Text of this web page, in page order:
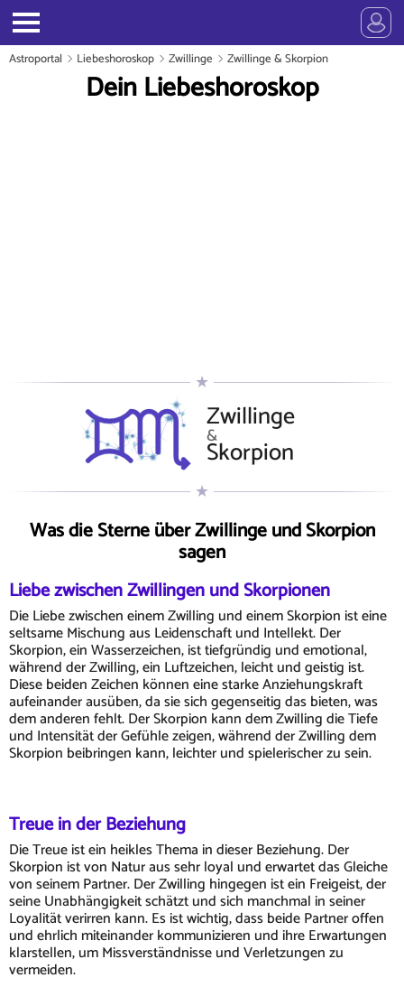
Astroportal Liebeshoroskop Zwillinge Zwillinge & Skorpion
Dein Liebeshoroskop
Zwillinge
&
Skorpion
Was die Sterne über Zwillinge und Skorpion
sagen
Liebe zwischen Zwillingen und Skorpionen
Die Liebe zwischen einem Zwilling und einem Skorpion ist eine
seltsame Mischung aus Leidenschaft und Intellekt. Der
Skorpion, ein Wasserzeichen, ist tiefgründig und emotional,
während der Zwilling, ein Luftzeichen, leicht und geistig ist.
Diese beiden Zeichen können eine starke Anziehungskraft
aufeinander ausüben, da sie sich gegenseitig das bieten, was
dem anderen fehlt. Der Skorpion kann dem Zwilling die Tiefe
und Intensität der Gefühle zeigen, während der Zwilling dem
Skorpion beibringen kann, leichter und spielerischer zu sein.
Treue in der Beziehung
Die Treue ist ein heikles Thema in dieser Beziehung. Der
Skorpion ist von Natur aus sehr loyal und erwartet das Gleiche
von seinem Partner. Der Zwilling hingegen ist ein Freigeist, der
seine Unabhängigkeit schätzt und sich manchmal in seiner
Loyalität verirren kann. Es ist wichtig, dass beide Partner offen
und ehrlich miteinander kommunizieren und ihre Erwartungen
klarstellen, um Missverständnisse und Verletzungen zu
vermeiden.